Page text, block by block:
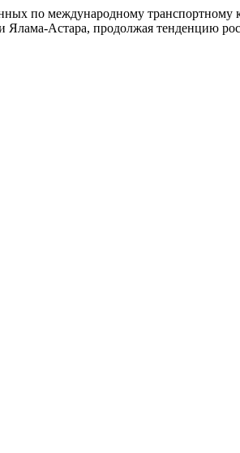
по международному транспортному
Астара, продолжая тенденцию